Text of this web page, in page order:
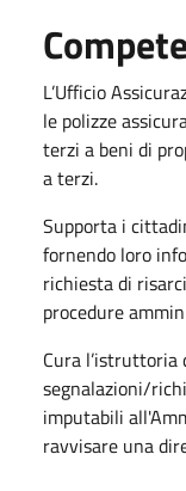
L’Ufficio
le polizze
terzi a beni di
a terzi.
Supporta i
fornendo loro
richiesta di
procedure
Cura
segnalazioni/
imputabili
ravvisare una